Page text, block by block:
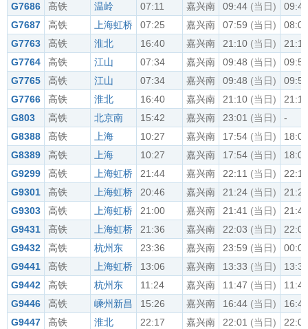
G7686
高铁 温岭 07:11 嘉兴南 09:44 (当日)
09:46
G7687
高铁 上海虹桥 07:25 嘉兴南 07:59 (当日)
08:01
G7763
高铁 淮北 16:40 嘉兴南 21:10 (当日)
21:17
G7764
高铁 江山 07:34 嘉兴南 09:48 (当日)
09:50
G7765
高铁 江山 07:34 嘉兴南 09:48 (当日)
09:50
G7766
高铁 淮北 16:40 嘉兴南 21:10 (当日)
21:17
G803
高铁 北京南 15:42 嘉兴南 23:01 (当日)
-
G8388
高铁 上海 10:27 嘉兴南 17:54 (当日)
18:02
G8389
高铁 上海 10:27 嘉兴南 17:54 (当日)
18:02
G9299
高铁 上海虹桥 21:44 嘉兴南 22:11 (当日)
22:13
G9301
高铁 上海虹桥 20:46 嘉兴南 21:24 (当日)
21:26
G9303
高铁 上海虹桥 21:00 嘉兴南 21:41 (当日)
21:44
G9431
高铁 上海虹桥 21:36 嘉兴南 22:03 (当日)
22:05
G9432
高铁 杭州东 23:36 嘉兴南 23:59 (当日)
00:01
G9441
高铁 上海虹桥 13:06 嘉兴南 13:33 (当日)
13:35
G9442
高铁 杭州东 11:24 嘉兴南 11:47 (当日)
11:49
G9446
高铁 嵊州新昌 15:26 嘉兴南 16:44 (当日)
16:46
G9447
高铁 淮北 22:17 嘉兴南 22:01 (当日)
22:04